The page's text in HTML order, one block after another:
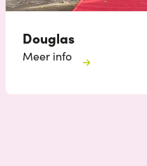
Douglas
Meer info